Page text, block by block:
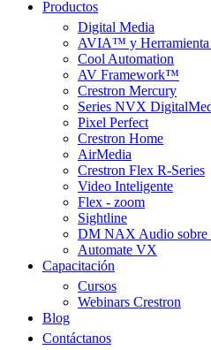
Productos
Digital Media
AVIA™ y Herramienta
Cool Automation
AV Framework™
Crestron Mercury
Series NVX
Pixel Perfect
Crestron Home
AirMedia
Crestron Flex R-Series
Video Inteligente
Flex - zoom
Sightline
DM NAX Audio sobre
Automate VX
Capacitación
Cursos
Webinars Crestron
Blog
Contáctanos